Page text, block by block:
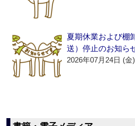
夏期休業および棚
送）停止のお知ら
2026年07月24日 (金)